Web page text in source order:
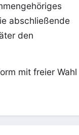
abschließende
den
mit freier Wahl